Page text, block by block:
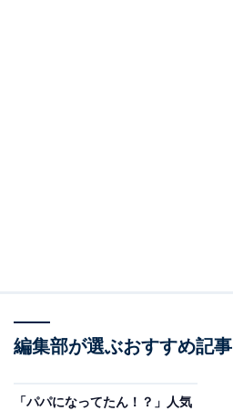
編集部が選ぶおすすめ記事
「パパになってたん！？」人気